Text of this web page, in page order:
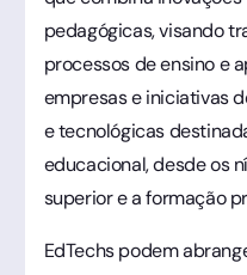
pedagógicas, visando
processos de ensino e
empresas e iniciativas
e tecnológicas
educacional, desde os
superior e a formação
EdTechs podem